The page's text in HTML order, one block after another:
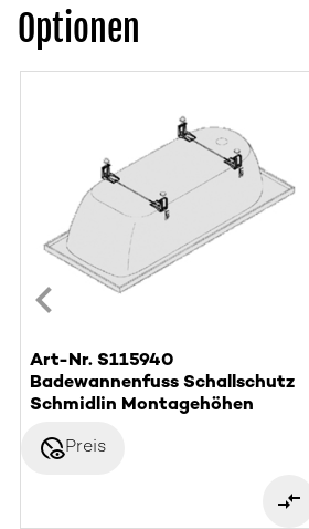
Optionen
Art-Nr. S115940
Badewannenfuss Schallschutz
Schmidlin Montagehöhen
disabled_visiblePreis